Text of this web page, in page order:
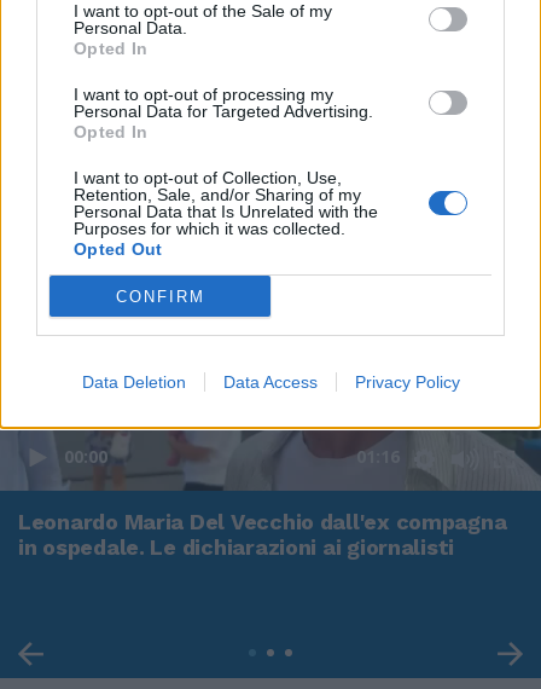
I want to opt-out of the Sale of my
Personal Data.
Opted In
I want to opt-out of processing my
Personal Data for Targeted Advertising.
Opted In
I want to opt-out of Collection, Use,
Retention, Sale, and/or Sharing of my
Personal Data that Is Unrelated with the
Purposes for which it was collected.
Opted Out
CONFIRM
Data Deletion Data Access Privacy Policy
00:00 01:16
Leonardo Maria Del Vecchio dall'ex compagna
in ospedale. Le dichiarazioni ai giornalisti